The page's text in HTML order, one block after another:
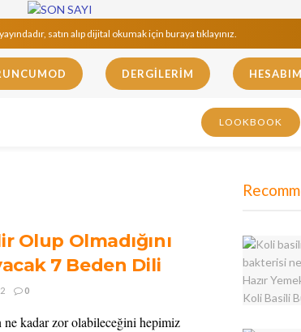
satın alıp dijital okumak için buraya tıklayınız.
DERGILERIM HESABIM
LOOKBOOK
Olup Olmadığını
7 Beden Dili
0
kadar zor olabileceğini hepimiz